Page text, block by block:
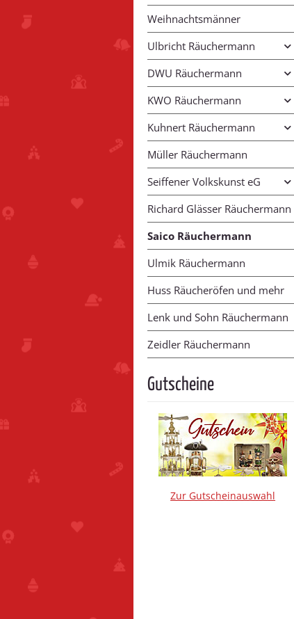
Weihnachtsmänner
Ulbricht Räuchermann
DWU Räuchermann
KWO Räuchermann
Kuhnert Räuchermann
Müller Räuchermann
Seiffener Volkskunst eG
Richard Glässer Räuchermann
Saico Räuchermann
Ulmik Räuchermann
Huss Räucheröfen und mehr
Lenk und Sohn Räuchermann
Zeidler Räuchermann
Gutscheine
Zur Gutscheinauswahl